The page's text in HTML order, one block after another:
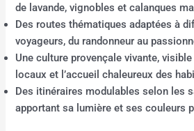
de lavande, vignobles et calanques
Des routes thématiques adaptées à
voyageurs, du randonneur au
Une culture provençale vivante,
locaux et l’accueil chaleureux des
Des itinéraires modulables selon les
apportant sa lumière et ses couleurs